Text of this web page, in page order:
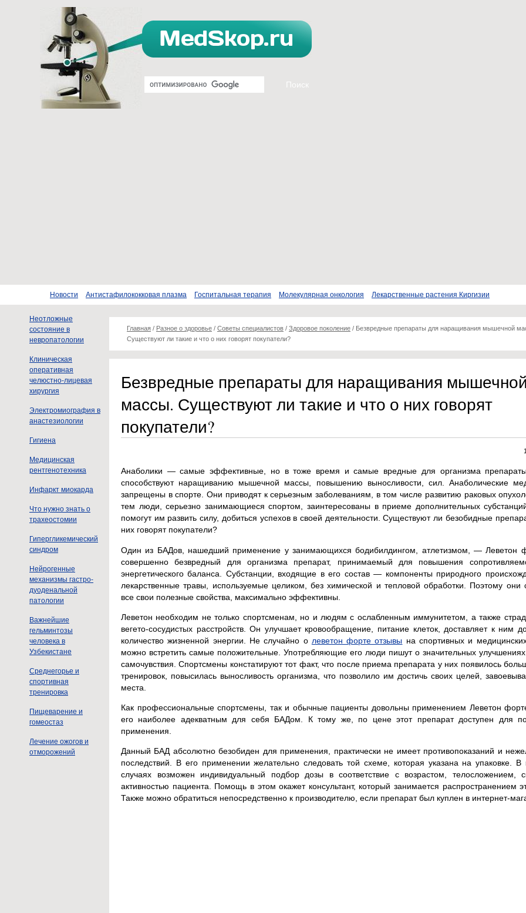
Новости Антистафилококковая плазма Госпитальная терапия Молекулярная онкология Лекарственные растения Киргизии
Неотложные
состояние в
невропатологии
Клиническая
оперативная
челюстно-лицевая
хирургия
Электромиография в
анастезиологии
Гигиена
Медицинская
рентгенотехника
Инфаркт миокарда
Что нужно знать о
трахеостомии
Гипергликемический
синдром
Нейрогенные
механизмы гастро-
дуоденальной
патологии
Важнейшие
гельминтозы
человека в
Узбекистане
Среднегорье и
спортивная
тренировка
Пищеварение и
гомеостаз
Лечение ожогов и
отморожений
Главная / Разное о здоровье / Советы специалистов / Здоровое поколение / Безвредные препараты для наращивания мышечной
Существуют ли такие и что о них говорят покупатели?
Безвредные препараты для наращивания мышечной
массы. Существуют ли такие и что о них говорят
покупатели?
Анаболики — самые эффективные, но в тоже время и самые вредные для организма
способствуют наращиванию мышечной массы, повышению выносливости, сил. Анаболические
запрещены в спорте. Они приводят к серьезным заболеваниям, в том числе развитию раковых
тем люди, серьезно занимающиеся спортом, заинтересованы в приеме дополнительных
помогут им развить силу, добиться успехов в своей деятельности. Существуют ли безобидные
них говорят покупатели?
Один из БАДов, нашедший применение у занимающихся бодибилдингом, атлетизмом, — Леветон
совершенно безвредный для организма препарат, принимаемый для повышения
энергетического баланса. Субстанции, входящие в его состав — компоненты природного
лекарственные травы, используемые целиком, без химической и тепловой обработки. Поэтому они
все свои полезные свойства, максимально эффективны.
Леветон необходим не только спортсменам, но и людям с ослабленным иммунитетом, а также
вегето-сосудистых расстройств. Он улучшает кровообращение, питание клеток, доставляет к ним
количество жизненной энергии. Не случайно о леветон форте отзывы на спортивных и
можно встретить самые положительные. Употребляющие его люди пишут о значительных улучшениях
самочувствия. Спортсмены констатируют тот факт, что после приема препарата у них появилось
тренировок, повысилась выносливость организма, что позволило им достичь своих целей,
места.
Как профессиональные спортсмены, так и обычные пациенты довольны применением Леветон
его наиболее адекватным для себя БАДом. К тому же, по цене этот препарат доступен для
применения.
Данный БАД абсолютно безобиден для применения, практически не имеет противопоказаний и
последствий. В его применении желательно следовать той схеме, которая указана на упаковке. В
случаях возможен индивидуальный подбор дозы в соответствие с возрастом, телосложением,
активностью пациента. Помощь в этом окажет консультант, который занимается распространением
Также можно обратиться непосредственно к производителю, если препарат был куплен в интернет-